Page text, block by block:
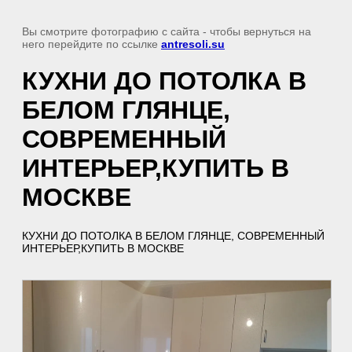
Вы смотрите фотографию с сайта - чтобы вернуться на
него перейдите по ссылке antresoli.su
КУХНИ ДО ПОТОЛКА В
БЕЛОМ ГЛЯНЦЕ,
СОВРЕМЕННЫЙ
ИНТЕРЬЕР,КУПИТЬ В
МОСКВЕ
КУХНИ ДО ПОТОЛКА В БЕЛОМ ГЛЯНЦЕ, СОВРЕМЕННЫЙ
ИНТЕРЬЕР,КУПИТЬ В МОСКВЕ